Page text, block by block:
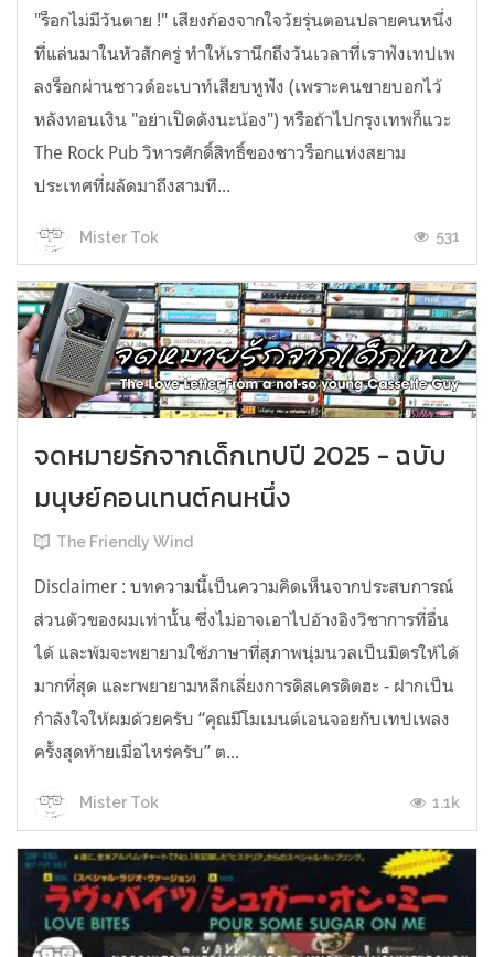
"ร็อกไม่มีวันตาย !" เสียงก้องจากใจวัยรุ่นตอนปลายคนหนึ่ง
ที่แล่นมาในหัวสักครู่ ทำให้เรานึกถึงวันเวลาที่เราฟังเทปเพ
ลงร็อกผ่านซาวด์อะเบาท์เสียบหูฟัง (เพราะคนขายบอกไว้
หลังทอนเงิน "อย่าเปิดดังนะน้อง") หรือถ้าไปกรุงเทพก็แวะ
The Rock Pub วิหารศักดิ์สิทธิ์ของชาวร็อกแห่งสยาม
ประเทศที่ผลัดมาถึงสามที...
Mister Tok 531
จดหมายรักจากเด็กเทปปี 2025 - ฉบับ
มนุษย์คอนเทนต์คนหนึ่ง
The Friendly Wind
Disclaimer : บทความนี้เป็นความคิดเห็นจากประสบการณ์
ส่วนตัวของผมเท่านั้น ซึ่งไม่อาจเอาไปอ้างอิงวิชาการที่อื่น
ได้ และพ้มจะพยายามใช้ภาษาที่สุภาพนุ่มนวลเป็นมิตรให้ได้
มากที่สุด และrพยายามหลีกเลี่ยงการดิสเครดิตฮะ - ฝากเป็น
กำลังใจให้ผมด้วยครับ “คุณมีโมเมนต์เอนจอยกับเทปเพลง
ครั้งสุดท้ายเมื่อไหร่ครับ” ต...
Mister Tok 1.1k